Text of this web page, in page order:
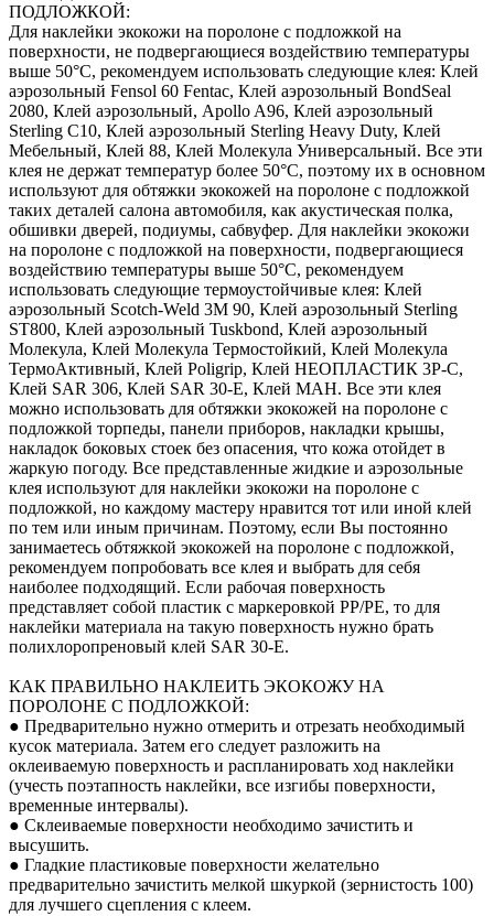
ПОДЛОЖКОЙ:
Для наклейки экокожи на поролоне с подложкой на
поверхности, не подвергающиеся воздействию температуры
выше 50°С, рекомендуем использовать следующие клея: Клей
аэрозольный Fensol 60 Fentac, Клей аэрозольный BondSeal
2080, Клей аэрозольный, Apollo A96, Клей аэрозольный
Sterling C10, Клей аэрозольный Sterling Heavy Duty, Клей
Мебельный, Клей 88, Клей Молекула Универсальный. Все эти
клея не держат температур более 50°С, поэтому их в основном
используют для обтяжки экокожей на поролоне с подложкой
таких деталей салона автомобиля, как акустическая полка,
обшивки дверей, подиумы, сабвуфер. Для наклейки экокожи
на поролоне с подложкой на поверхности, подвергающиеся
воздействию температуры выше 50°С, рекомендуем
использовать следующие термоустойчивые клея: Клей
аэрозольный Scotch-Weld 3M 90, Клей аэрозольный Sterling
ST800, Клей аэрозольный Tuskbond, Клей аэрозольный
Молекула, Клей Молекула Термостойкий, Клей Молекула
ТермоАктивный, Клей Poligrip, Клей НЕОПЛАСТИК 3P-C,
Клей SAR 306, Клей SAR 30-E, Клей MAH. Все эти клея
можно использовать для обтяжки экокожей на поролоне с
подложкой торпеды, панели приборов, накладки крышы,
накладок боковых стоек без опасения, что кожа отойдет в
жаркую погоду. Все представленные жидкие и аэрозольные
клея используют для наклейки экокожи на поролоне с
подложкой, но каждому мастеру нравится тот или иной клей
по тем или иным причинам. Поэтому, если Вы постоянно
занимаетесь обтяжкой экокожей на поролоне с подложкой,
рекомендуем попробовать все клея и выбрать для себя
наиболее подходящий. Если рабочая поверхность
представляет собой пластик с маркеровкой PP/PE, то для
наклейки материала на такую поверхность нужно брать
полихлоропреновый клей SAR 30-E.
КАК ПРАВИЛЬНО НАКЛЕИТЬ ЭКОКОЖУ НА
ПОРОЛОНЕ С ПОДЛОЖКОЙ:
● Предварительно нужно отмерить и отрезать необходимый
кусок материала. Затем его следует разложить на
оклеиваемую поверхность и распланировать ход наклейки
(учесть поэтапность наклейки, все изгибы поверхности,
временные интервалы).
● Склеиваемые поверхности необходимо зачистить и
высушить.
● Гладкие пластиковые поверхности желательно
предварительно зачистить мелкой шкуркой (зернистость 100)
для лучшего сцепления с клеем.